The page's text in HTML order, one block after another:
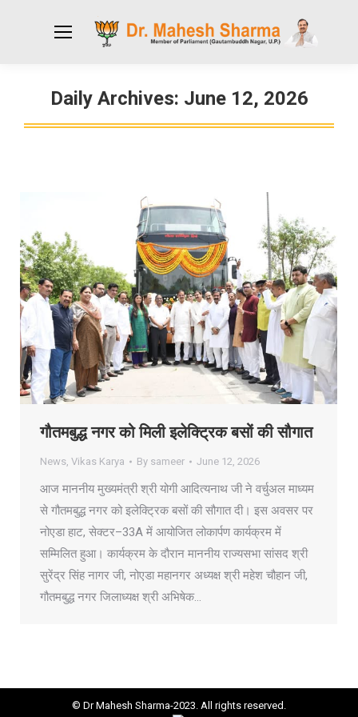
Daily Archives: June 12, 2026
You are here:
गौतमबुद्ध नगर को मिली इलेक्ट्रिक बसों की सौगात
News, Vikas Karya By sameer June 12, 2026
आज माननीय मुख्यमंत्री श्री योगी आदित्यनाथ जी ने वर्चुअल माध्यम
से गौतमबुद्ध नगर को इलेक्ट्रिक बसों की सौगात दी। इस अवसर पर
नोएडा हाट, सेक्टर–33A में आयोजित लोकार्पण कार्यक्रम में
सम्मिलित हुआ। कार्यक्रम के दौरान माननीय राज्यसभा सांसद श्री
सुरेंद्र सिंह नागर जी, नोएडा महानगर अध्यक्ष श्री महेश चौहान जी,
गौतमबुद्ध नगर जिलाध्यक्ष श्री अभिषेक…
© Dr Mahesh Sharma-2023. All rights reserved.